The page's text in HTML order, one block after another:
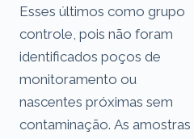
Esses últimos como grupo
controle, pois não foram
identificados poços de
monitoramento ou
nascentes próximas sem
contaminação. As amostras